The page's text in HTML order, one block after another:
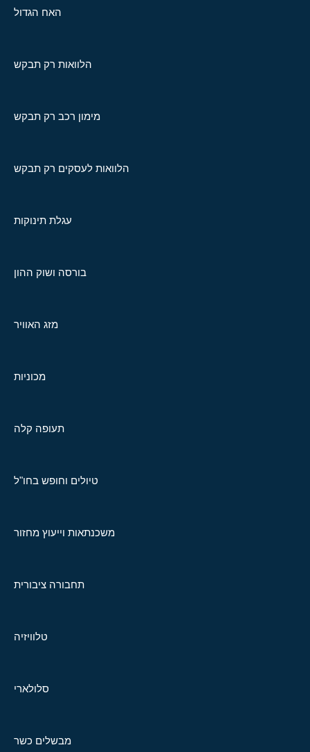
האח הגדול
הלוואות רק תבקש
מימון רכב רק תבקש
הלוואות לעסקים רק תבקש
עגלת תינוקות
בורסה ושוק ההון
מזג האוויר
מכוניות
תעופה קלה
טיולים וחופש בחו"ל
משכנתאות וייעוץ מחזור
תחבורה ציבורית
טלוויזיה
סלולארי
מבשלים כשר